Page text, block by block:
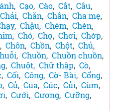
, Cạo, Cào, Cắt, Câu,
Chải, Chăn, Chân, Cha mẹ,
, Chậu, Chém, Chén,
, Chó, Chợ, Chơi, Chớp,
, Chôn, Chồn, Chột, Chủ,
, Chuồn, Chuồn chuồn,
, Chuột, Chữ thập, Cò,
, Cối, Công, Cờ- Bài, Cổng,
, Củ, Cua, Cúc, Củi, Cùm,
, Cưới, Cương, Cưỡng,